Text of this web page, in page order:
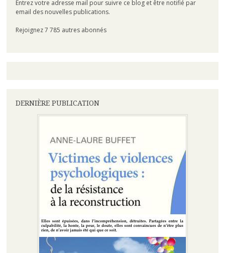
Entrez votre adresse mail pour suivre ce blog et être notifié par
email des nouvelles publications.
Rejoignez 7 785 autres abonnés
DERNIÈRE PUBLICATION